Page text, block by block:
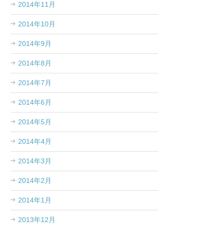
2014年11月
2014年10月
2014年9月
2014年8月
2014年7月
2014年6月
2014年5月
2014年4月
2014年3月
2014年2月
2014年1月
2013年12月